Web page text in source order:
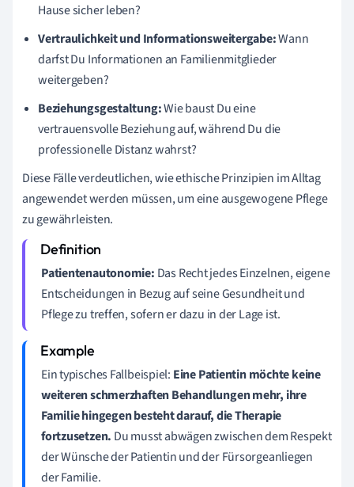
Hause sicher leben?
Vertraulichkeit und Informationsweitergabe:Wann
darfst Du Informationen an Familienmitglieder
weitergeben?
Beziehungsgestaltung:Wie baust Du eine
vertrauensvolle Beziehung auf, während Du die
professionelle Distanz wahrst?
Diese Fälle verdeutlichen, wie ethische Prinzipien im Alltag
angewendet werden müssen, um eine ausgewogene Pflege
zu gewährleisten.
Patientenautonomie: Das Recht jedes Einzelnen, eigene
Entscheidungen in Bezug auf seine Gesundheit und
Pflege zu treffen, sofern er dazu in der Lage ist.
Ein typisches Fallbeispiel: Eine Patientin möchte keine
weiteren schmerzhaften Behandlungen mehr, ihre
Familie hingegen besteht darauf, die Therapie
fortzusetzen. Du musst abwägen zwischen dem Respekt
der Wünsche der Patientin und der Fürsorgeanliegen
der Familie.